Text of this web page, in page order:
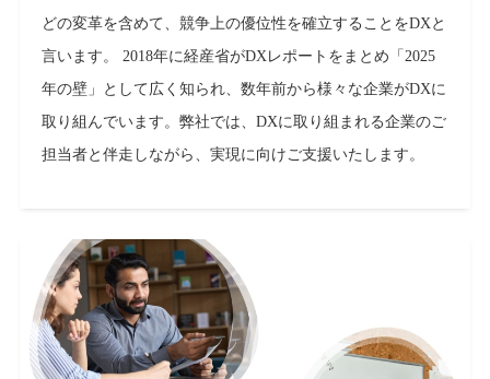
どの変⾰を含めて、競争上の優位性を確⽴することをDXと
⾔います。 2018年に経産省がDXレポートをまとめ「2025
年の壁」として広く知られ、数年前から様々な企業がDXに
取り組んでいます。弊社では、DXに取り組まれる企業のご
担当者と伴⾛しながら、実現に向けご⽀援いたします。